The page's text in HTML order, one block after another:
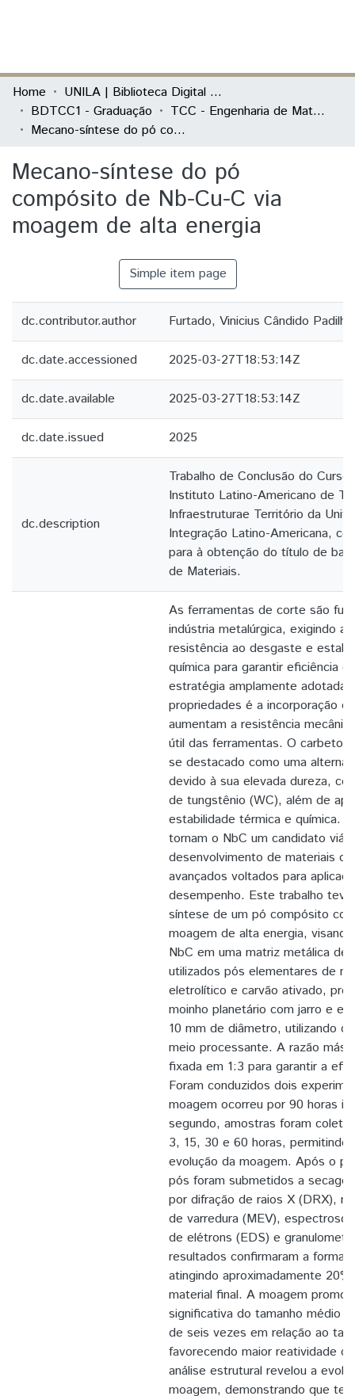
Communities & Collections
All of DSpace
Home
UNILA | Biblioteca Digital de Trabalhos de Conclusão de Curso
BDTCC1 - Graduação
TCC - Engenharia de Materiais
Mecano-síntese do pó compósito de Nb-Cu-C via moagem de alta energia
Mecano-síntese do pó
compósito de Nb-Cu-C via
moagem de alta energia
Simple item page
dc.contributor.author Furtado, Vinicius Cândido Padilha
dc.date.accessioned 2025-03-27T18:53:14Z
dc.date.available 2025-03-27T18:53:14Z
dc.date.issued 2025
dc.description
Trabalho de Conclusão do
Instituto Latino-Americano de
Infraestruturae Território da
Integração Latino-Americana,
para à obtenção do título de
de Materiais.
As ferramentas de corte são
indústria metalúrgica, exigindo
resistência ao desgaste e
química para garantir eficiência e
estratégia amplamente adotada
propriedades é a incorporação
aumentam a resistência
útil das ferramentas. O carbeto
se destacado como uma
devido à sua elevada dureza,
de tungstênio (WC), além de
estabilidade térmica e química.
tornam o NbC um candidato
desenvolvimento de materiais
avançados voltados para
desempenho. Este trabalho
síntese de um pó compósito
moagem de alta energia,
NbC em uma matriz metálica de
utilizados pós elementares de
eletrolítico e carvão ativado,
moinho planetário com jarro e
10 mm de diâmetro, utilizando
meio processante. A razão
fixada em 1:3 para garantir a
Foram conduzidos dois
moagem ocorreu por 90 horas
segundo, amostras foram
3, 15, 30 e 60 horas, permitindo
evolução da moagem. Após o
pós foram submetidos a
por difração de raios X (DRX),
de varredura (MEV),
de elétrons (EDS) e
resultados confirmaram a
atingindo aproximadamente
material final. A moagem
significativa do tamanho médio
de seis vezes em relação ao
favorecendo maior reatividade
análise estrutural revelou a
moagem, demonstrando que